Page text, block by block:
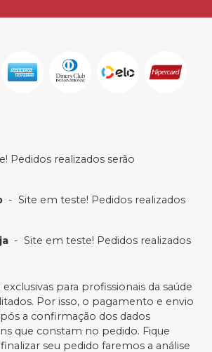
Pedidos realizados serão
- Site em teste! Pedidos realizados
- Site em teste! Pedidos realizados
exclusivas para profissionais da saúde
Por isso, o pagamento e envio
a confirmação dos dados
que constam no pedido. Fique
seu pedido faremos a análise